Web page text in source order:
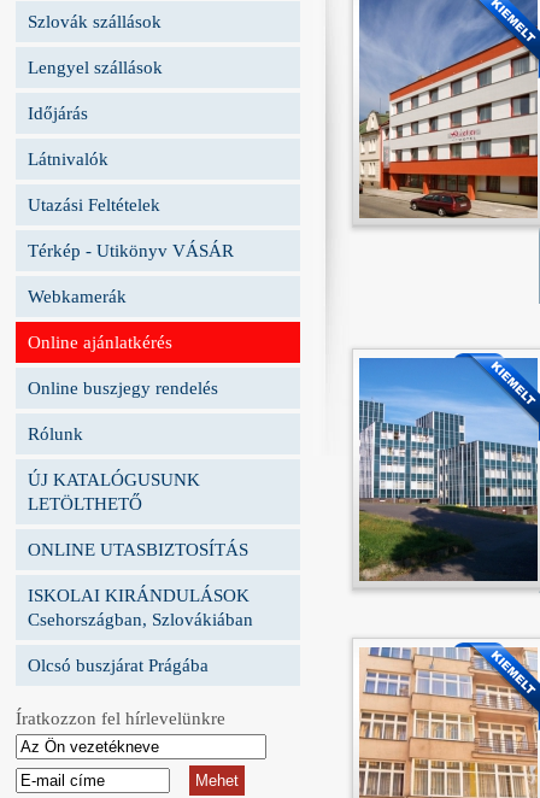
Szlovák szállások
Lengyel szállások
Időjárás
Látnivalók
Utazási Feltételek
Térkép - Utikönyv VÁSÁR
Webkamerák
Online ajánlatkérés
Online buszjegy rendelés
Rólunk
ÚJ KATALÓGUSUNK
LETÖLTHETŐ
ONLINE UTASBIZTOSÍTÁS
ISKOLAI KIRÁNDULÁSOK
Csehországban, Szlovákiában
Olcsó buszjárat Prágába
Íratkozzon fel hírlevelünkre